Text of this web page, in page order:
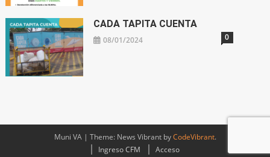
CADA TAPITA CUENTA
08/01/2024 0
Muni VA | Theme: News Vibrant byCodeVibrant.
Ingreso CFM
Acceso